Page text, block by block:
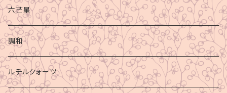
六芒星
調和
ルチルクォーツ